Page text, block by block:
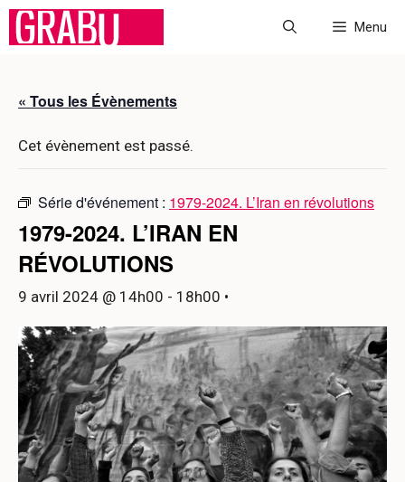
Aller
Menu
« Tous les Évènements
Cet évènement est passé.
Série d'événement : 1979-2024. L’Iran en révolutions
1979-2024. L’IRAN EN
RÉVOLUTIONS
9 avril 2024 @ 14h00 - 18h00 •